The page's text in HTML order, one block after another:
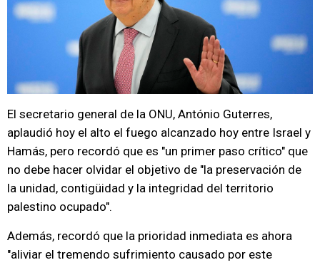
El secretario general de la ONU, António Guterres,
aplaudió hoy el alto el fuego alcanzado hoy entre Israel y
Hamás, pero recordó que es "un primer paso crítico" que
no debe hacer olvidar el objetivo de "la preservación de
la unidad, contigüidad y la integridad del territorio
palestino ocupado".
Además, recordó que la prioridad inmediata es ahora
"aliviar el tremendo sufrimiento causado por este